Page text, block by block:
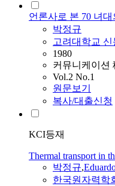
언론사로 본 70 녀대
박정규
고려대학교
1980
커뮤니케이션
Vol.2 No.1
원문보기
복사/대출신청
KCI등재
Thermal transport in
박정규,
한국원자력학